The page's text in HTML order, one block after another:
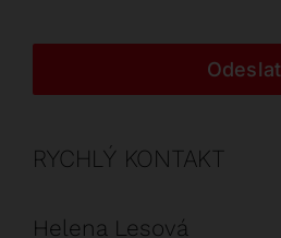
Odeslat
RYCHLÝ KONTAKT
Helena Lesová